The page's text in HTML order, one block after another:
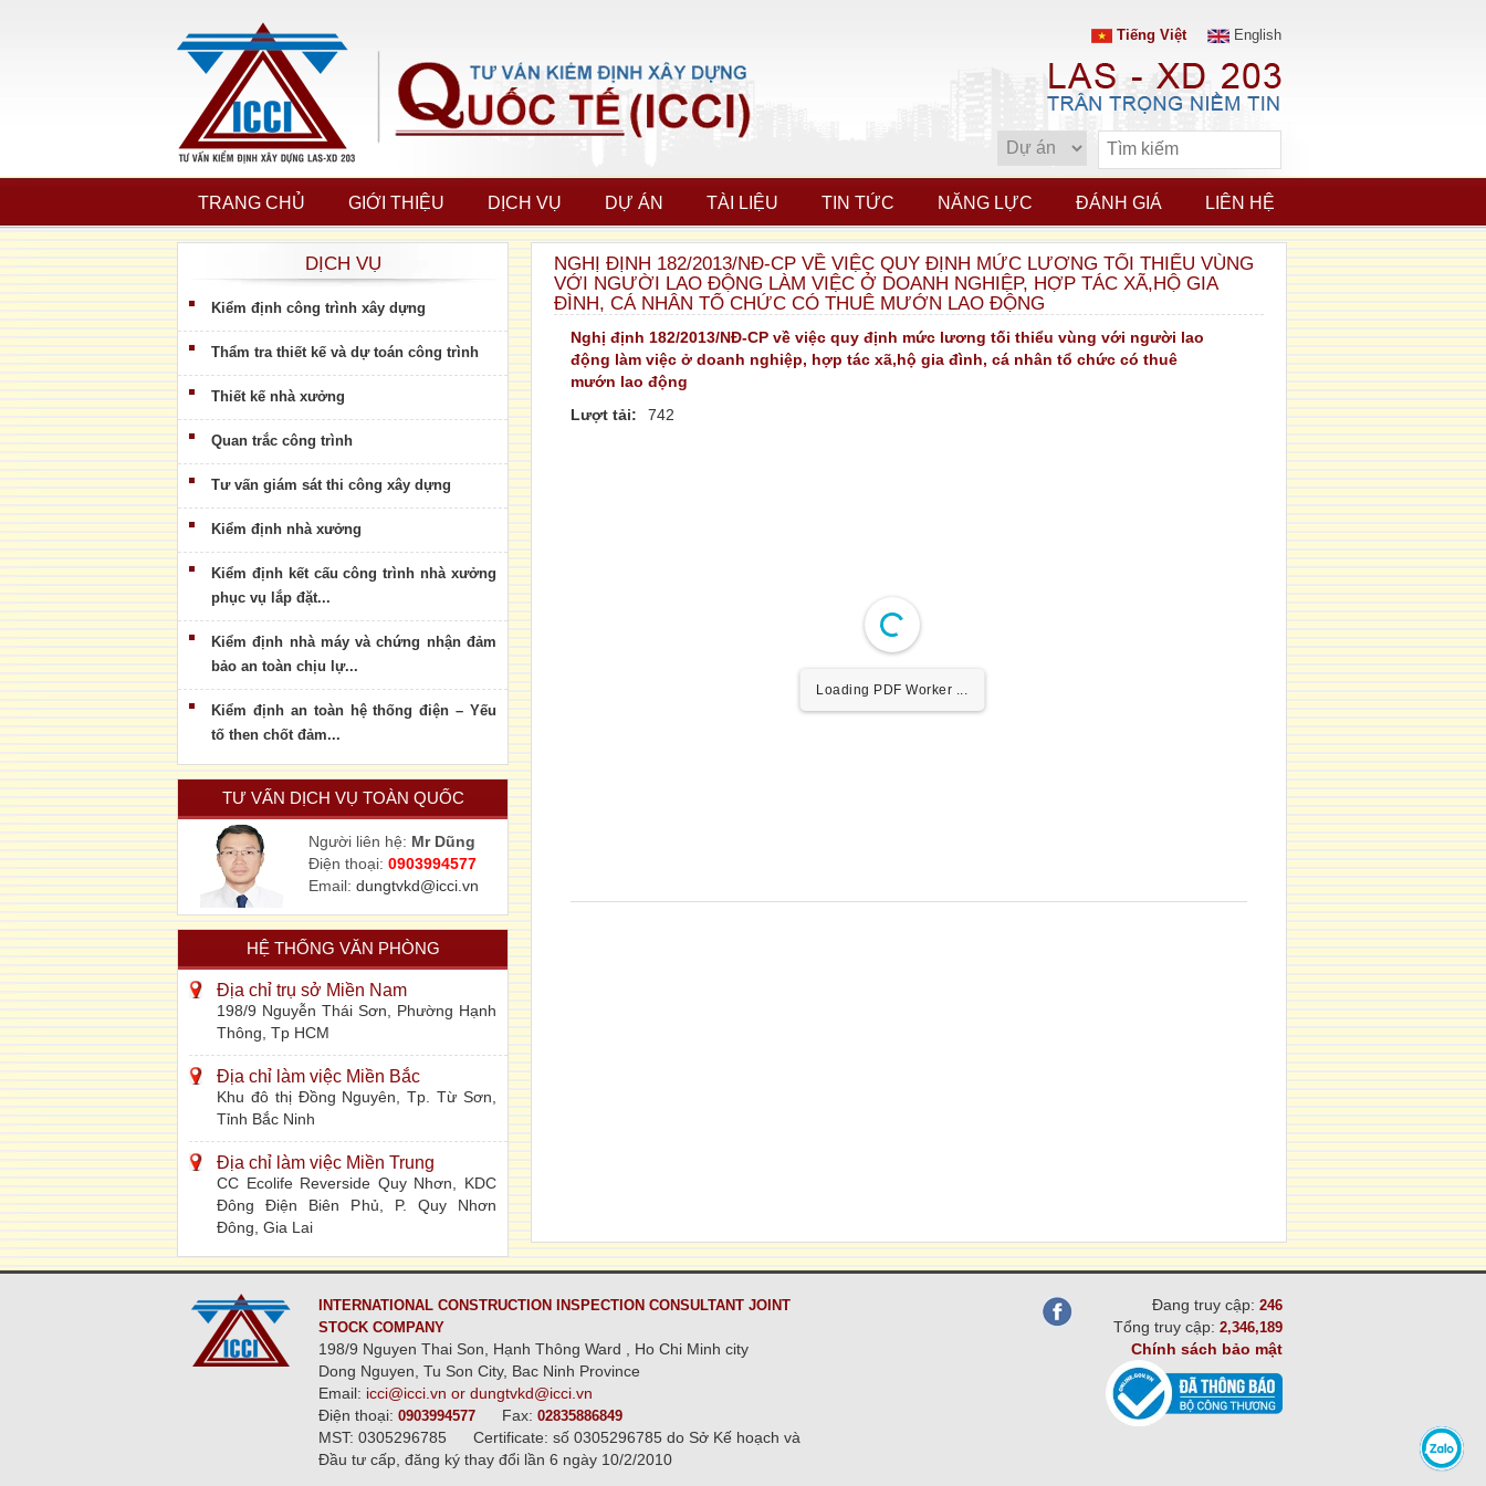
Tiếng Việt English
TRANG CHỦ GIỚI THIỆU DỊCH VỤ DỰ ÁN TÀI LIỆU TIN TỨC NĂNG LỰC ĐÁNH GIÁ LIÊN HỆ
DỊCH VỤ
Kiểm định công trình xây dựng
Thẩm tra thiết kế và dự toán công trình
Thiết kế nhà xưởng
Quan trắc công trình
Tư vấn giám sát thi công xây dựng
Kiểm định nhà xưởng
Kiểm định kết cấu công trình nhà xưởng
phục vụ lắp đặt...
Kiểm định nhà máy và chứng nhận đảm
bảo an toàn chịu lự...
Kiểm định an toàn hệ thống điện – Yếu
tố then chốt đảm...
TƯ VẤN DỊCH VỤ TOÀN QUỐC
Người liên hệ: Mr Dũng
Điện thoại: 0903994577
Email: dungtvkd@icci.vn
HỆ THỐNG VĂN PHÒNG
Địa chỉ trụ sở Miền Nam
198/9 Nguyễn Thái Sơn, Phường Hạnh
Thông, Tp HCM
Địa chỉ làm việc Miền Bắc
Khu đô thị Đồng Nguyên, Tp. Từ Sơn,
Tỉnh Bắc Ninh
Địa chỉ làm việc Miền Trung
CC Ecolife Reverside Quy Nhơn, KDC
Đông Điện Biên Phủ, P. Quy Nhơn
Đông, Gia Lai
NGHỊ ĐỊNH 182/2013/NĐ-CP VỀ VIỆC QUY ĐỊNH MỨC LƯƠNG TỐI THIỂU VÙNG
VỚI NGƯỜI LAO ĐỘNG LÀM VIỆC Ở DOANH NGHIỆP, HỢP TÁC XÃ,HỘ GIA
ĐÌNH, CÁ NHÂN TỔ CHỨC CÓ THUÊ MƯỚN LAO ĐỘNG
Nghị định 182/2013/NĐ-CP về việc quy định mức lương tối thiểu vùng với người lao
động làm việc ở doanh nghiệp, hợp tác xã,hộ gia đình, cá nhân tổ chức có thuê
mướn lao động
Lượt tải:
742
Loading PDF Worker ...
INTERNATIONAL CONSTRUCTION INSPECTION CONSULTANT JOINT
STOCK COMPANY
198/9 Nguyen Thai Son, Hạnh Thông Ward , Ho Chi Minh city
Dong Nguyen, Tu Son City, Bac Ninh Province
Email: icci@icci.vn or dungtvkd@icci.vn
Điện thoại: 0903994577 Fax: 02835886849
MST: 0305296785
Certificate: số 0305296785 do Sở Kế hoạch và
Đầu tư cấp, đăng ký thay đổi lần 6 ngày 10/2/2010
Đang truy cập: 246
Tổng truy cập: 2,346,189
Chính sách bảo mật